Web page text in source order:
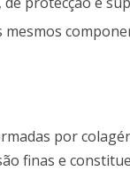
por
finas e